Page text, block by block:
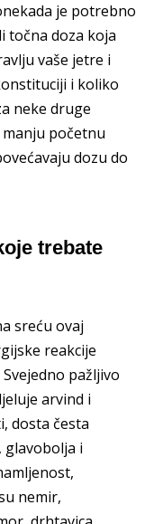
je potrebno
točna doza koja
vaše jetre i
i koliko
neke druge
početnu
dozu do
trebate
sreću ovaj
reakcije
pažljivo
arvind i
dosta česta
glavobolja i
nemir,